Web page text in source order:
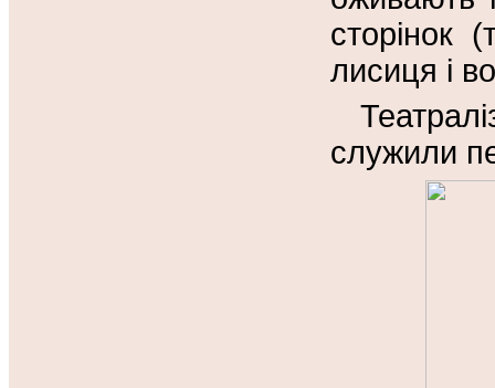
сторінок
лисиця і
служили